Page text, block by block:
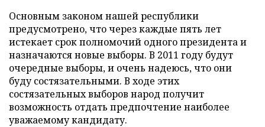
Основным законом нашей республики
предусмотрено, что через каждые пять лет
истекает срок полномочий одного президента и
назначаются новые выборы. В 2011 году будут
очередные выборы, и очень надеюсь, что они
буду состязательными. В ходе этих
состязательных выборов народ получит
возможность отдать предпочтение наиболее
уважаемому кандидату.